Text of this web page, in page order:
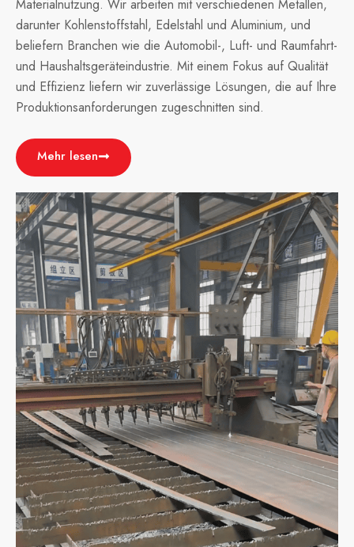
Materialnutzung. Wir arbeiten mit verschiedenen Metallen,
darunter Kohlenstoffstahl, Edelstahl und Aluminium, und
beliefern Branchen wie die Automobil-, Luft- und Raumfahrt-
und Haushaltsgeräteindustrie. Mit einem Fokus auf Qualität
und Effizienz liefern wir zuverlässige Lösungen, die auf Ihre
Produktionsanforderungen zugeschnitten sind.
Mehr lesen